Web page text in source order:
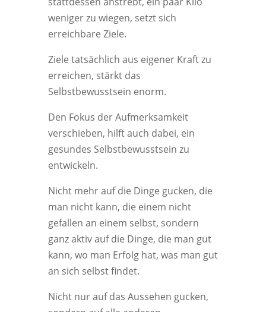
weniger zu wiegen, setzt sich
erreichbare Ziele.
Ziele tatsächlich aus eigener Kraft zu
erreichen, stärkt das
Selbstbewusstsein enorm.
Den Fokus der Aufmerksamkeit
verschieben, hilft auch dabei, ein
gesundes Selbstbewusstsein zu
entwickeln.
Nicht mehr auf die Dinge gucken, die
man nicht kann, die einem nicht
gefallen an einem selbst, sondern
ganz aktiv auf die Dinge, die man gut
kann, wo man Erfolg hat, was man gut
an sich selbst findet.
Nicht nur auf das Aussehen gucken,